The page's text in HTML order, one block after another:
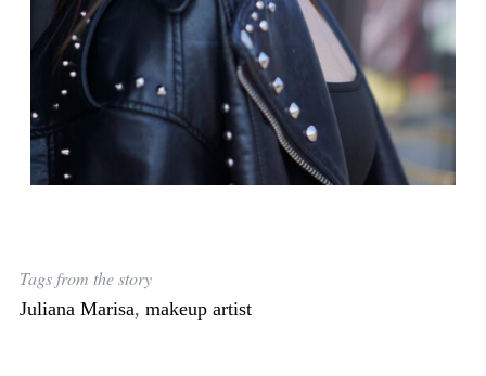
Tags from the story
Juliana Marisa, makeup artist